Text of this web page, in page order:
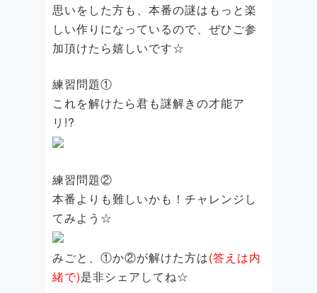
思いをした方も、本番の謎はもっと楽
しい作りになっているので、ぜひご参
加頂けたら嬉しいです☆
練習問題①
これを解けたら君も謎解きの才能ア
リ!?
練習問題②
本番よりも難しいかも！チャレンジし
てみよう☆
みごと、①か②が解けた方は(答えは内
緒で)是非シェアしてね☆